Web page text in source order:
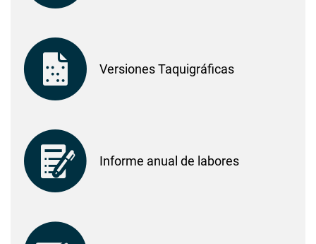
Versiones Taquigráficas
Informe anual de labores